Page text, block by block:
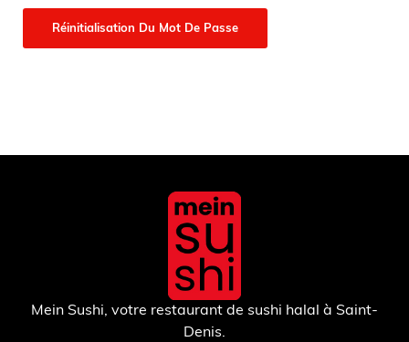
Réinitialisation Du Mot De Passe
Mein Sushi, votre restaurant de sushi halal à Saint-
Denis.